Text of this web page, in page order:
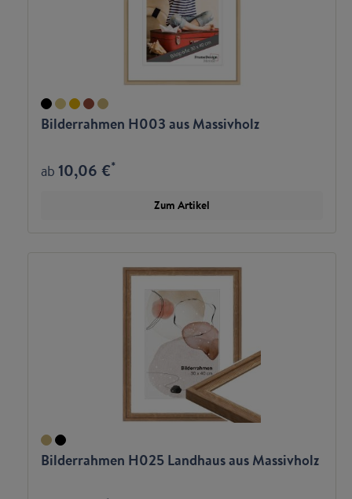
Bilderrahmen H003 aus Massivholz
ab10,06 €*
Zum Artikel
Bilderrahmen H025 Landhaus aus Massivholz